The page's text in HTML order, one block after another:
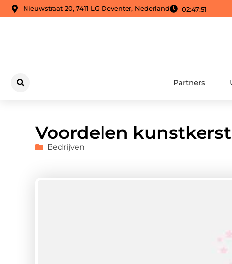
Nieuwstraat 20, 7411 LG Deventer, Nederland 02:47:52
Partners
Voordelen
Bedrijven